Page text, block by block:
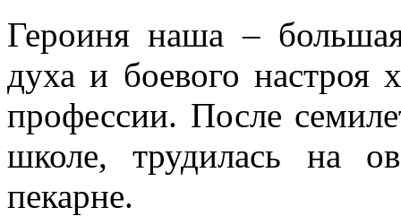
Героиня наша –
духа и боевого настроя
профессии. После
школе, трудилась на
пекарне.